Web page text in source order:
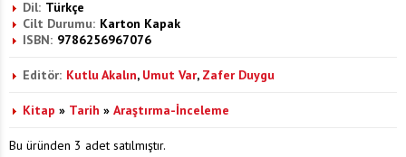
Dil: Türkçe
Cilt Durumu: Karton Kapak
ISBN: 9786256967076
Editör: Kutlu Akalın, Umut Var, Zafer Duygu
Kitap » Tarih » Araştırma-İnceleme
Bu üründen 3 adet satılmıştır.